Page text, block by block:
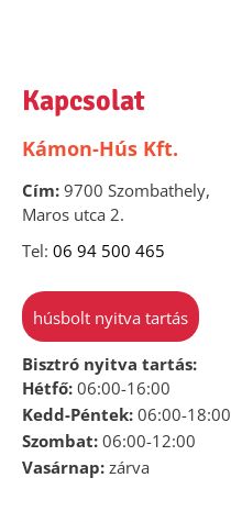
Kapcsolat
Kámon-Hús Kft.
Cím: 9700 Szombathely,
Maros utca 2.
Tel: 06 94 500 465
húsbolt nyitva tartás
Bisztró nyitva tartás:
Hétfő: 06:00-16:00
Kedd-Péntek: 06:00-18:00
Szombat: 06:00-12:00
Vasárnap: zárva